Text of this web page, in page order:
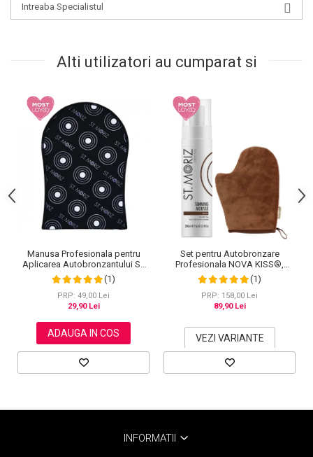
Intreaba Specialistul
Alti utilizatori au cumparat si
Manusa Profesionala pentru
Aplicarea Autobronzantului ST
MORIZ Velvet Tanning Mitt
(1)
PRP: 49,00 Lei
29,90 Lei
ADAUGA IN COS
Set pentru Autobronzare
Profesionala NOVA KISS®,
Spuma & Manusa
(1)
PRP: 158,00 Lei
89,90 Lei
VEZI VARIANTE
INFORMATII